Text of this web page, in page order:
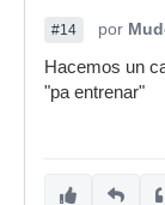
#14 por
Hacemos un
"pa entrenar"